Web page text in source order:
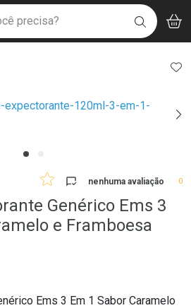
precisa? BUSCAR
nenhuma avaliação 0
Genérico Ems 3
e Framboesa
Ems 3 Em 1 Sabor Caramelo